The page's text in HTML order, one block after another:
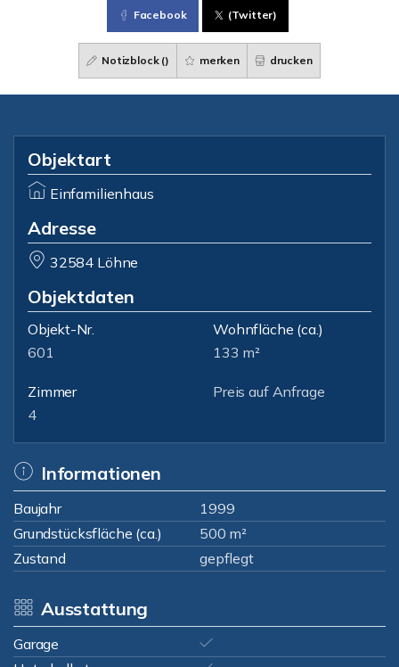
Facebook (Twitter)
Notizblock () merken drucken
Objektart
Einfamilienhaus
Adresse
32584 Löhne
Objektdaten
Objekt-Nr.
601
Wohnfläche (ca.)
133 m²
Zimmer
4
Preis auf Anfrage
Informationen
Baujahr
1999
Grundstücksfläche (ca.)
500 m²
Zustand
gepflegt
Ausstattung
Garage